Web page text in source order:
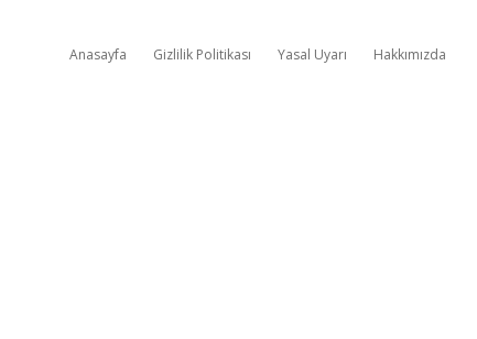
Anasayfa Gizlilik Politikası Yasal Uyarı Hakkımızda